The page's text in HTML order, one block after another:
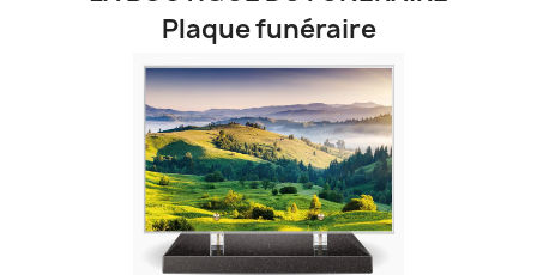
Plaque funéraire